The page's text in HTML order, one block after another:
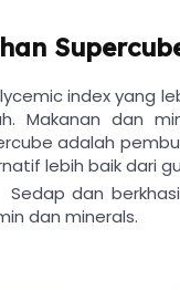
index yang
Makanan dan
adalah
lebih baik dari
Sedap dan
dan minerals.